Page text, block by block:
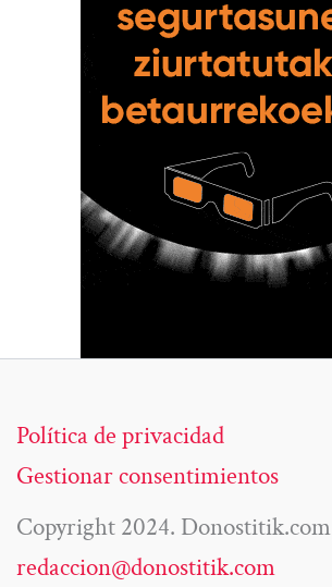
Política de privacidad
Gestionar consentimientos
Copyright 2024. Donostitik.com
redaccion@donostitik.com